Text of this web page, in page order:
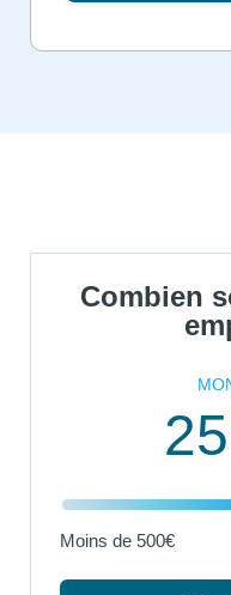
Combien
Moins de 500€